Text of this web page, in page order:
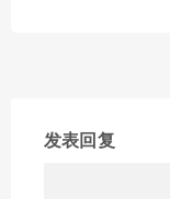
发表回复